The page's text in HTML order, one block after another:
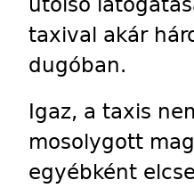
taxival akár
dugóban.
Igaz, a taxis
mosolygott
egyébként